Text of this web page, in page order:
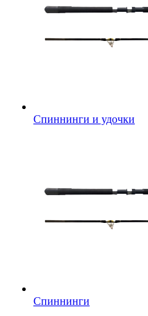
Спиннинги и удочки
Спиннинги